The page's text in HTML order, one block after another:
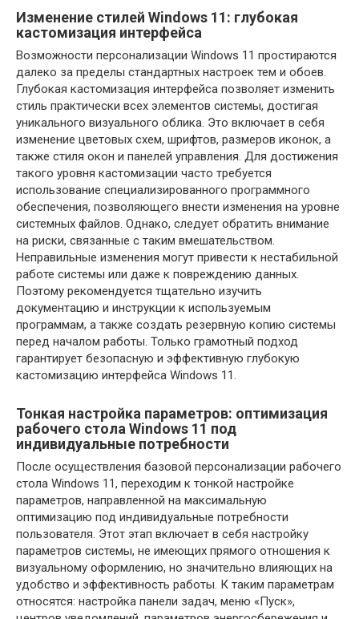
Изменение стилей Windows 11: глубокая
кастомизация интерфейса
Возможности персонализации Windows 11 простираются
далеко за пределы стандартных настроек тем и обоев.
Глубокая кастомизация интерфейса позволяет изменить
стиль практически всех элементов системы, достигая
уникального визуального облика. Это включает в себя
изменение цветовых схем, шрифтов, размеров иконок, а
также стиля окон и панелей управления. Для достижения
такого уровня кастомизации часто требуется
использование специализированного программного
обеспечения, позволяющего внести изменения на уровне
системных файлов. Однако, следует обратить внимание
на риски, связанные с таким вмешательством.
Неправильные изменения могут привести к нестабильной
работе системы или даже к повреждению данных.
Поэтому рекомендуется тщательно изучить
документацию и инструкции к используемым
программам, а также создать резервную копию системы
перед началом работы. Только грамотный подход
гарантирует безопасную и эффективную глубокую
кастомизацию интерфейса Windows 11.
Тонкая настройка параметров: оптимизация
рабочего стола Windows 11 под
индивидуальные потребности
После осуществления базовой персонализации рабочего
стола Windows 11, переходим к тонкой настройке
параметров, направленной на максимальную
оптимизацию под индивидуальные потребности
пользователя. Этот этап включает в себя настройку
параметров системы, не имеющих прямого отношения к
визуальному оформлению, но значительно влияющих на
удобство и эффективность работы. К таким параметрам
относятся: настройка панели задач, меню «Пуск»,